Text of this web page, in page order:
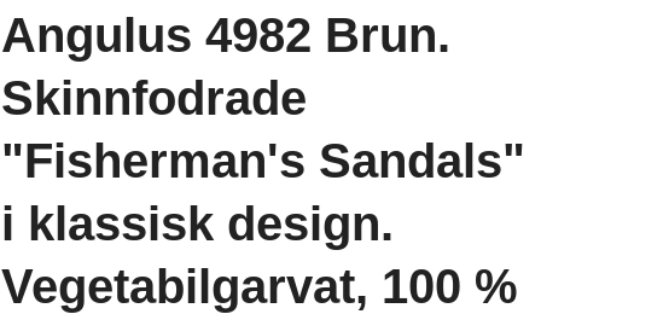
Angulus 4982 Brun.
Skinnfodrade
"Fisherman's Sandals"
i klassisk design.
Vegetabilgarvat, 100 %